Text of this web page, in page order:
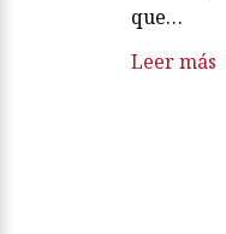
que…
Leer más